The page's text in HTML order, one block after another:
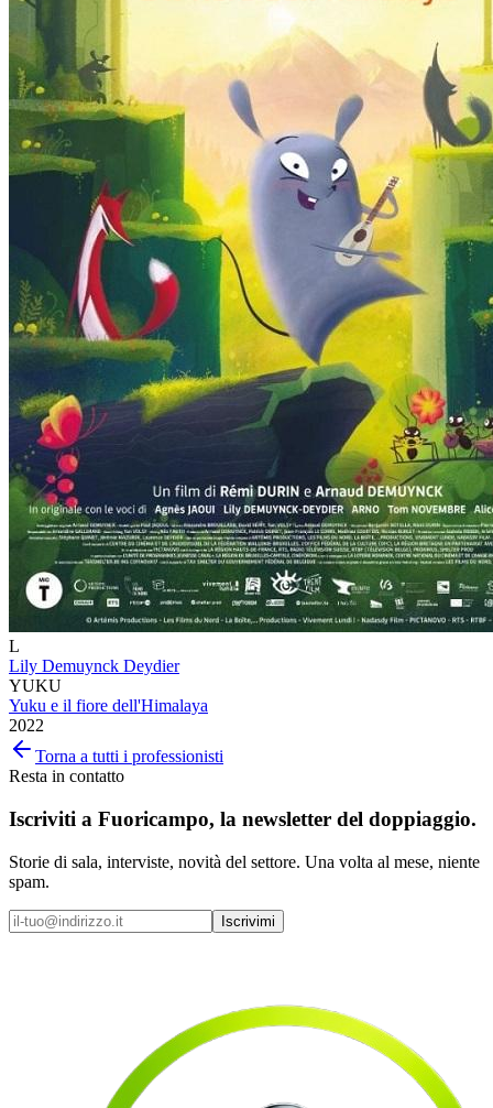
L
Lily Demuynck Deydier
YUKU
Yuku e il fiore dell'Himalaya
2022
Torna a tutti i professionisti
Resta in contatto
Iscriviti a Fuoricampo, la newsletter del doppiaggio.
Storie di sala, interviste, novità del settore. Una volta al mese, niente
spam.
Iscrivimi